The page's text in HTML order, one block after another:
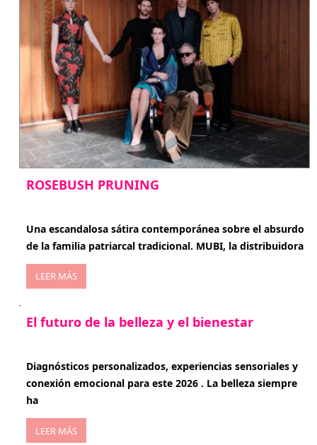
ROSEBUSH PRUNING
Una escandalosa sátira contemporánea sobre el absurdo
de la familia patriarcal tradicional. MUBI, la distribuidora
LEER MÁS
El futuro de la belleza y el bienestar
Diagnósticos personalizados, experiencias sensoriales y
conexión emocional para este 2026 . La belleza siempre
ha
LEER MÁS